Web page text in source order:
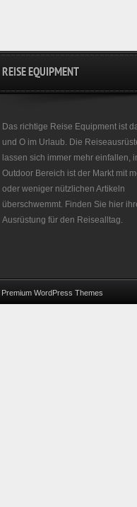
REISE EQUIPMENT
Das richtige Reise Equipment ist
und O im Urlaub. Die
lassen sich immer mehr einfallen,
Outdoor Bereich ist der Markt mit
oder weniger nützlichen Artikeln
überschwemmt. Finden Sie hier
Ausrüstung für den Reisealltag.
Premium WordPress Themes